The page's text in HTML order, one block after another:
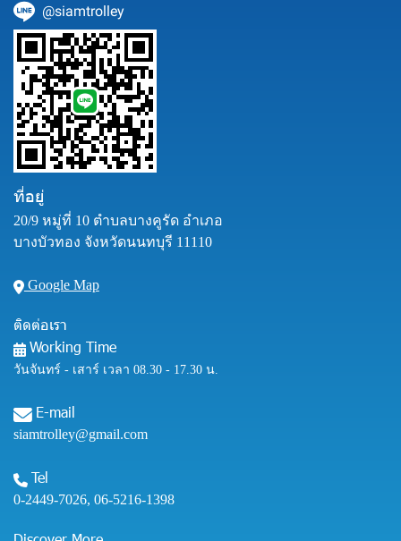
@siamtrolley
ที่อยู่
20/9 หมู่ที่ 10 ตำบลบางคูรัด อำเภอ
บางบัวทอง จังหวัดนนทบุรี 11110
Google Map
ติดต่อเรา
Working Time
วันจันทร์ - เสาร์ เวลา 08.30 - 17.30 น.
E-mail
siamtrolley@gmail.com
Tel
0-2449-7026, 06-5216-1398